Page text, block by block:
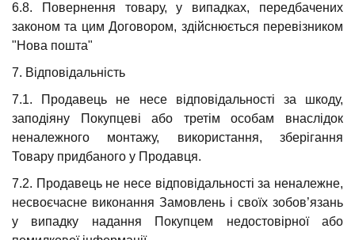
6.8. Повернення товару, у випадках, передбачених
законом та цим Договором, здійснюється перевізником
"Нова пошта"
7. Відповідальність
7.1. Продавець не несе відповідальності за шкоду,
заподіяну Покупцеві або третім особам внаслідок
неналежного монтажу, використання, зберігання
Товару придбаного у Продавця.
7.2. Продавець не несе відповідальності за неналежне,
несвоєчасне виконання Замовлень і своїх зобов’язань
у випадку надання Покупцем недостовірної або